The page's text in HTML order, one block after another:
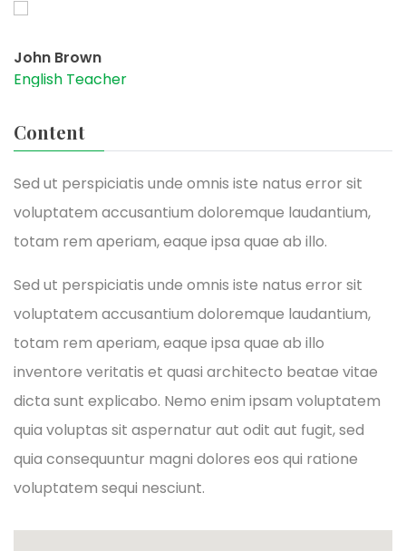
John Brown
English Teacher
Content
Sed ut perspiciatis unde omnis iste natus error sit
voluptatem accusantium doloremque laudantium,
totam rem aperiam, eaque ipsa quae ab illo.
Sed ut perspiciatis unde omnis iste natus error sit
voluptatem accusantium doloremque laudantium,
totam rem aperiam, eaque ipsa quae ab illo
inventore veritatis et quasi architecto beatae vitae
dicta sunt explicabo. Nemo enim ipsam voluptatem
quia voluptas sit aspernatur aut odit aut fugit, sed
quia consequuntur magni dolores eos qui ratione
voluptatem sequi nesciunt.